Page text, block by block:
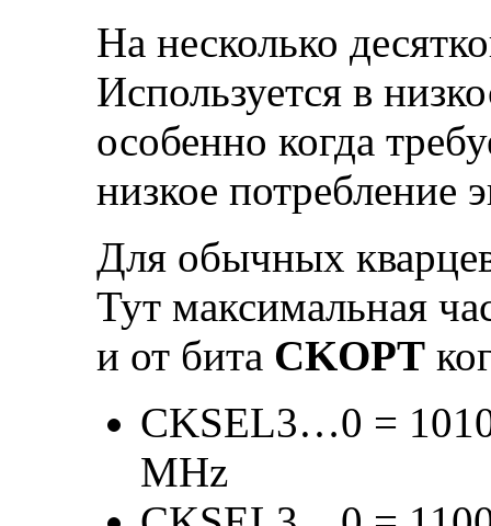
На несколько
Используется в
особенно когда
низкое потребление
Для обычных
Тут максимальная
и от бита CKOPT
CKSEL3…0 =
MHz